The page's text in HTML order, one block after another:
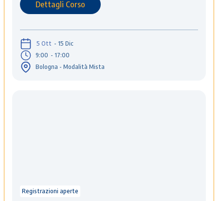
Dettagli Corso
5 Ott - 15 Dic
9:00 - 17:00
Bologna - Modalità Mista
Registrazioni aperte